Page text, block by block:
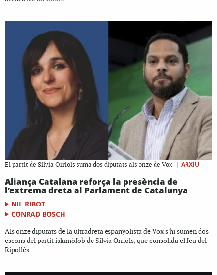
El partit de Silvia Orriols suma dos diputats als onze de Vox | ARXIU
Aliança Catalana reforça la presència de
l’extrema dreta al Parlament de Catalunya
NIL RIBOT
CONRAD BOSCH
Als onze diputats de la ultradreta espanyolista de Vox s'hi sumen dos
escons del partit islamòfob de Sílvia Orriols, que consolida el feu del
Ripollès...